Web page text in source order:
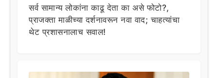
सर्व सामान्य लोकांना काढू देता का असे फोटो?,
प्राजक्ता माळीच्या दर्शनावरून नवा वाद; चाहत्यांचा
थेट प्रशासनालाच सवाल!